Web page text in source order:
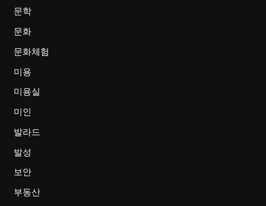
문학
문화
문화체험
미용
미용실
미인
발라드
발성
보안
부동산